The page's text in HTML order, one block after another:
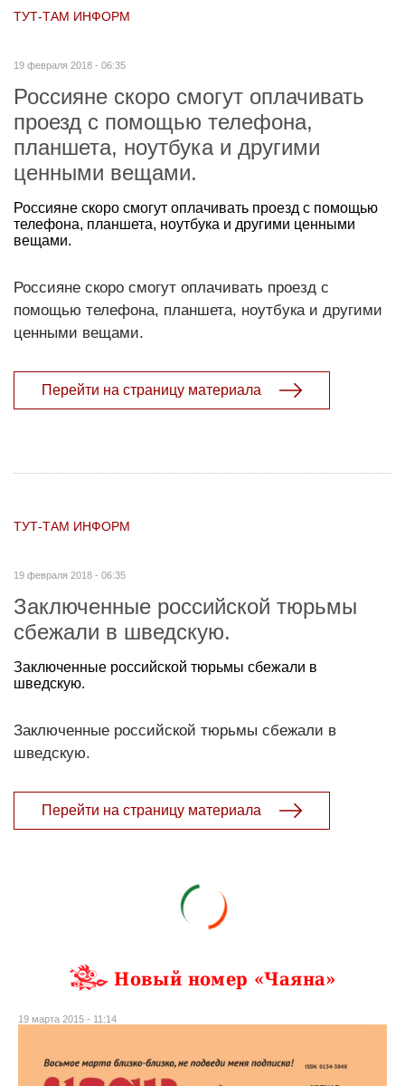
ТУТ-ТАМ ИНФОРМ
19 февраля 2018 - 06:35
Россияне скоро смогут оплачивать
проезд с помощью телефона,
планшета, ноутбука и другими
ценными вещами.
Россияне скоро смогут оплачивать проезд с помощью
телефона, планшета, ноутбука и другими ценными
вещами.
Россияне скоро смогут оплачивать проезд с
помощью телефона, планшета, ноутбука и другими
ценными вещами.
Перейти на страницу материала
ТУТ-ТАМ ИНФОРМ
19 февраля 2018 - 06:35
Заключенные российской тюрьмы
сбежали в шведскую.
Заключенные российской тюрьмы сбежали в
шведскую.
Заключенные российской тюрьмы сбежали в
шведскую.
Перейти на страницу материала
Новый номер «Чаяна»
19 марта 2015 - 11:14